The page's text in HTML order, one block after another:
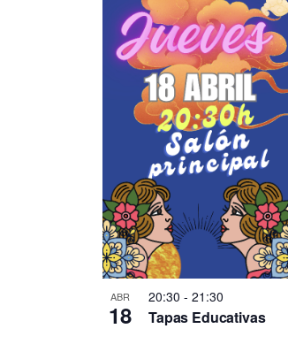
ABR
18
20:30 - 21:30
Tapas Educativas